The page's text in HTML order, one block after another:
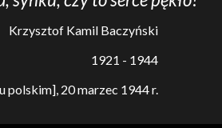
Krzysztof Kamil Baczyński
1921 - 1944
polskim], 20 marzec 1944 r.